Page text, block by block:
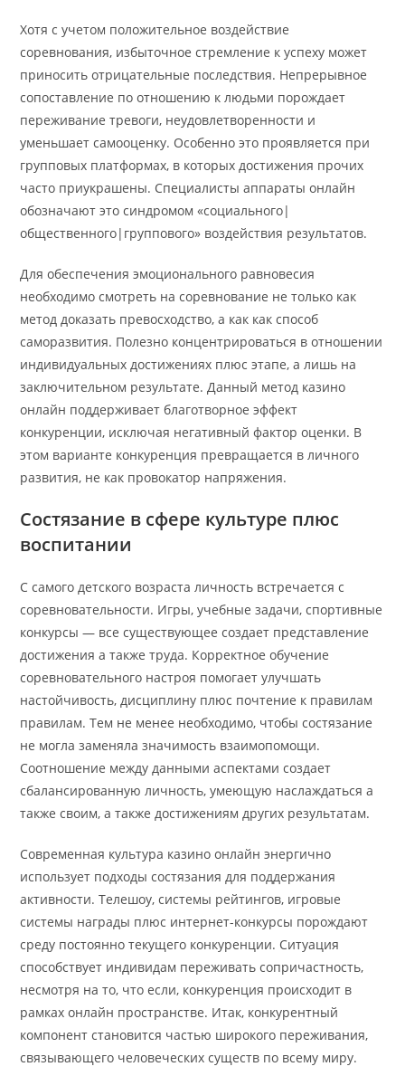
Хотя с учетом положительное воздействие
соревнования, избыточное стремление к успеху может
приносить отрицательные последствия. Непрерывное
сопоставление по отношению к людьми порождает
переживание тревоги, неудовлетворенности и
уменьшает самооценку. Особенно это проявляется при
групповых платформах, в которых достижения прочих
часто приукрашены. Специалисты аппараты онлайн
обозначают это синдромом «социального|
общественного|группового» воздействия результатов.
Для обеспечения эмоционального равновесия
необходимо смотреть на соревнование не только как
метод доказать превосходство, а как как способ
саморазвития. Полезно концентрироваться в отношении
индивидуальных достижениях плюс этапе, а лишь на
заключительном результате. Данный метод казино
онлайн поддерживает благотворное эффект
конкуренции, исключая негативный фактор оценки. В
этом варианте конкуренция превращается в личного
развития, не как провокатор напряжения.
Состязание в сфере культуре плюс
воспитании
С самого детского возраста личность встречается с
соревновательности. Игры, учебные задачи, спортивные
конкурсы — все существующее создает представление
достижения а также труда. Корректное обучение
соревновательного настроя помогает улучшать
настойчивость, дисциплину плюс почтение к правилам
правилам. Тем не менее необходимо, чтобы состязание
не могла заменяла значимость взаимопомощи.
Соотношение между данными аспектами создает
сбалансированную личность, умеющую наслаждаться а
также своим, а также достижениям других результатам.
Современная культура казино онлайн энергично
использует подходы состязания для поддержания
активности. Телешоу, системы рейтингов, игровые
системы награды плюс интернет-конкурсы порождают
среду постоянно текущего конкуренции. Ситуация
способствует индивидам переживать сопричастность,
несмотря на то, что если, конкуренция происходит в
рамках онлайн пространстве. Итак, конкурентный
компонент становится частью широкого переживания,
связывающего человеческих существ по всему миру.